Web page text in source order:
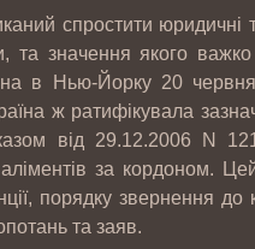
спростити юридичні
та значення якого
в Нью-Йорку 20
ж ратифікувала
від 29.12.2006 N
за кордоном.
порядку звернення до
та заяв.